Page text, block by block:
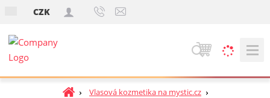
CZK
V
h
Ú
Vlasová kozmetika na mystic.cz